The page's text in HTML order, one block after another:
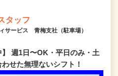
タッフ
サービス 青梅支社（駐車場）
】 週1日〜OK・平日のみ・土
せた無理ないシフト！